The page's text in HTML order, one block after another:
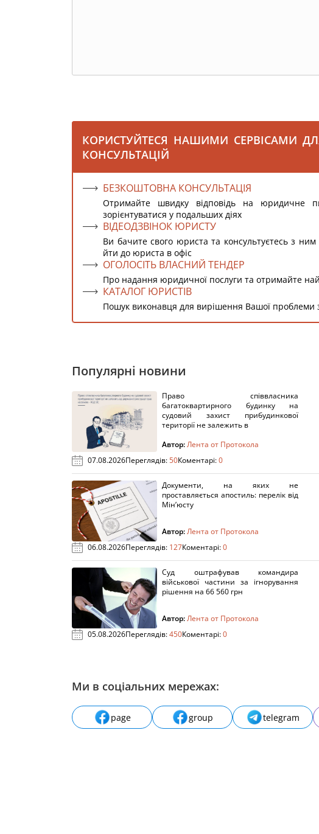
КОРИСТУЙТЕСЯ НАШИМИ СЕРВІСАМИ
КОНСУЛЬТАЦІЙ
БЕЗКОШТОВНА КОНСУЛЬТАЦІЯ
Отримайте швидку відповідь на юридичне
зорієнтуватися у подальших діях
ВІДЕОДЗВІНОК ЮРИСТУ
Ви бачите свого юриста та консультуєтесь з
йти до юриста в офіс
ОГОЛОСІТЬ ВЛАСНИЙ ТЕНДЕР
Про надання юридичної послуги та отримайте
КАТАЛОГ ЮРИСТІВ
Пошук виконавця для вирішення Вашої
Популярні новини
Право співвласника
багатоквартирного будинку на
судовий захист прибудинкової
території не залежить в
Автор:Лента от Протокола
07.08.2026Переглядів:50Коментарі:0
Документи, на яких не
проставляється апостиль: перелік від
Мін’юсту
Автор:Лента от Протокола
06.08.2026Переглядів: 127Коментарі:0
Суд оштрафував командира
військової частини за ігнорування
рішення на 66 560 грн
Автор:Лента от Протокола
05.08.2026Переглядів:450Коментарі:0
Ми в соціальних мережах:
page group telegram